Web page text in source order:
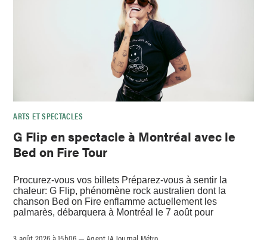
ARTS ET SPECTACLES
G Flip en spectacle à Montréal avec le
Bed on Fire Tour
Procurez-vous vos billets Préparez-vous à sentir la
chaleur: G Flip, phénomène rock australien dont la
chanson Bed on Fire enflamme actuellement les
palmarès, débarquera à Montréal le 7 août pour